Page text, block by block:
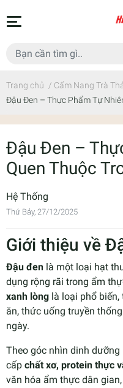
Trang chủ / Cẩm Nang Trà
Đậu Đen – Thực Phẩm Tự
Đậu Đen –
Quen Thuộc
Hệ Thống
Thứ Bảy, 27/12/2025
Giới thiệu về
Đậu đen là một loại hạt
dụng rộng rãi trong ẩm
xanh lòng là loại phổ
ăn, thức uống truyền
ngày.
Theo góc nhìn dinh
cấp chất xơ, protein thực
văn hóa ẩm thực dân